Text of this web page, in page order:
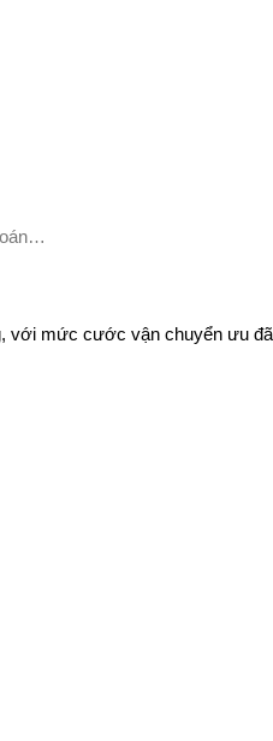
mức cước vận chuyển ưu